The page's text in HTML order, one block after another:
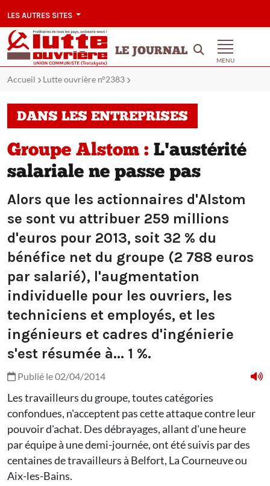
LES AUTRES SITES
LE JOURNAL
MENU
Accueil Lutte ouvrière n°2383
DANS LES ENTREPRISES
Groupe Alstom : L'austérité
salariale ne passe pas
Alors que les actionnaires d'Alstom
se sont vu attribuer 259 millions
d'euros pour 2013, soit 32 % du
bénéfice net du groupe (2 788 euros
par salarié), l'augmentation
individuelle pour les ouvriers, les
techniciens et employés, et les
ingénieurs et cadres d'ingénierie
s'est résumée à... 1 %.
Publié le 02/04/2014
Les travailleurs du groupe, toutes catégories
confondues, n'acceptent pas cette attaque contre leur
pouvoir d'achat. Des débrayages, allant d'une heure
par équipe à une demi-journée, ont été suivis par des
centaines de travailleurs à Belfort, La Courneuve ou
Aix-les-Bains.